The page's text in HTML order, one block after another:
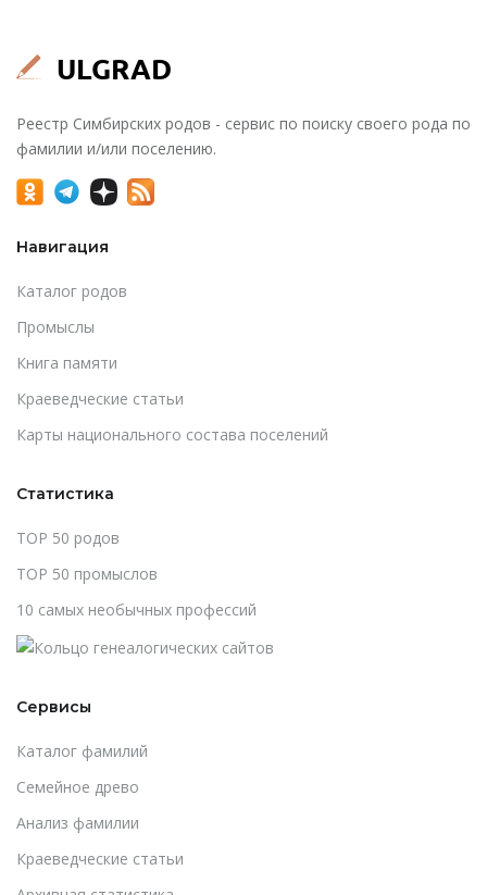
Реестр Симбирских родов - сервис по поиску своего рода по
фамилии и/или поселению.
Навигация
Каталог родов
Промыслы
Книга памяти
Краеведческие статьи
Карты национального состава поселений
Статистика
TOP 50 родов
TOP 50 промыслов
10 самых необычных профессий
Сервисы
Каталог фамилий
Cемейное древо
Анализ фамилии
Краеведческие статьи